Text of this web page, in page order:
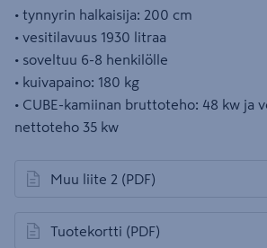
• tynnyrin halkaisija: 200 cm
• vesitilavuus 1930 litraa
• soveltuu 6-8 henkilölle
• kuivapaino: 180 kg
• CUBE-kamiinan bruttoteho: 48 kw ja
nettoteho 35 kw
Muu liite 2 (PDF)
avautuu uuteen välilehteen
Tuotekortti (PDF)
avautuu uuteen välilehteen